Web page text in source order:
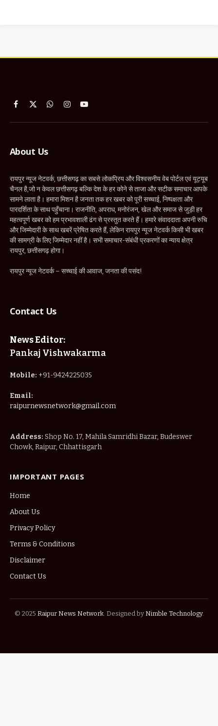
Facebook
X
WhatsApp
InstagramYouTube
About Us
रायपुर न्यूज नेटवर्क, छत्तीसगढ़ का सबसे लोकप्रिय और विश्वसनीय वेब पोर्टल एवं यूट्यूब
चैनल है,जो न केवल छत्तीसगढ़ बल्कि देश के हर कोने से ताजा और सटीक समाचार आपके
सामने लाता है। हमारा मिशन है जनता तक हर खबर को पूरी सच्चाई, निष्पक्षता और
पारदर्शिता के साथ पहुँचाना। राजनीति, अपराध, मनोरंजन, खेल और समाज से जुड़ी हर
महत्वपूर्ण खबर को हम प्रभावशाली ढंग से प्रस्तुत करते हैं। हमारे संवाददाता अपनी रुचि
और जिम्मेदारी के साथ खबरें प्रेषित करते हैं, लेकिन रायपुर न्यूज नेटवर्क किसी भी खबर
की सामग्री के लिए जिम्मेदार नहीं है। सभी समाचार-संबंधी प्रकरणों का न्याय क्षेत्र
रायपुर, छत्तीसगढ़ होगा।
रायपुर न्यूज नेटवर्क – सच्चाई की आवाज, जनता की पसंद!
Contact Us
News Editor:
Pankaj Vishwakarma
Mobile: +91-9424225035
Email:
raipurnewsnetwork@gmail.com
Address: Shop No. 17, Mahila Samridhi Bazar, Budeswer
Chowk, Raipur, Chhattisgarh
IMPORTANT PAGES
Home
About Us
Privacy Policy
Terms & Conditions
Disclaimer
Contact Us
© 2025 Raipur News Network. Designed by Nimble Technology.